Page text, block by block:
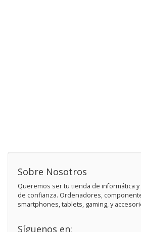
Sobre Nosotros
Queremos ser tu tienda de informática
de confianza. Ordenadores,
smartphones, tablets, gaming, y
Síguenos en: